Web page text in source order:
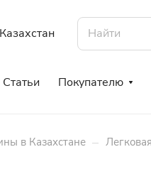
Статьи Покупателю
в Казахстане –